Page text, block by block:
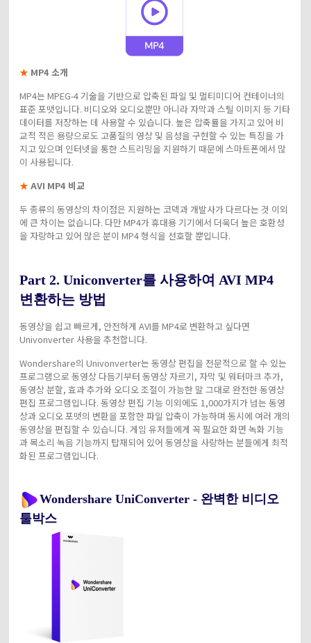
★ MP4 소개
MP4는 MPEG-4 기술을 기반으로 압축된 파일 및 멀티미디어 컨테이너의
표준 포맷입니다. 비디오와 오디오뿐만 아니라 자막과 스틸 이미지 등 기타
데이터를 저장하는 데 사용할 수 있습니다. 높은 압축률을 가지고 있어 비
교적 적은 용량으로도 고품질의 영상 및 음성을 구현할 수 있는 특징을 가
지고 있으며 인터넷을 통한 스트리밍을 지원하기 때문에 스마트폰에서 많
이 사용됩니다.
★ AVI MP4 비교
두 종류의 동영상의 차이점은 지원하는 코덱과 개발사가 다르다는 것 이외
에 큰 차이는 없습니다. 다만 MP4가 휴대용 기기에서 더욱더 높은 호환성
을 자랑하고 있어 많은 분이 MP4 형식을 선호할 뿐입니다.
Part 2. Uniconverter를 사용하여 AVI MP4
변환하는 방법
동영상을 쉽고 빠르게, 안전하게 AVI를 MP4로 변환하고 싶다면
Univonverter 사용을 추천합니다.
Wondershare의 Univonverter는 동영상 편집을 전문적으로 할 수 있는
프로그램으로 동영상 다듬기부터 동영상 자르기, 자막 및 워터마크 추가,
동영상 분할, 효과 추가와 오디오 조절이 가능한 말 그대로 완전한 동영상
편집 프로그램입니다. 동영상 편집 기능 이외에도 1,000가지가 넘는 동영
상과 오디오 포맷의 변환을 포함한 파일 압축이 가능하며 동시에 여러 개의
동영상을 편집할 수 있습니다. 게임 유저들에게 꼭 필요한 화면 녹화 기능
과 목소리 녹음 기능까지 탑재되어 있어 동영상을 사랑하는 분들에게 최적
화된 프로그램입니다.
Wondershare UniConverter - 완벽한 비디오
툴박스